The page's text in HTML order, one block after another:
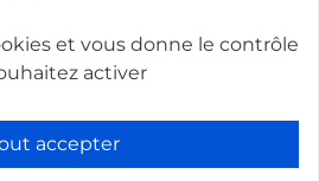
et vous donne le contrôle
activer
accepter
à cet effet dans chaque newsletter.
Académie des technologies -
Leblanc, 75015 Paris, France
technologies.fr-